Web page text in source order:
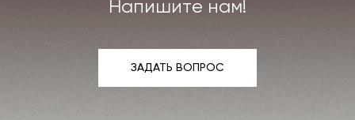
Напишите нам!
ЗАДАТЬ ВОПРОС